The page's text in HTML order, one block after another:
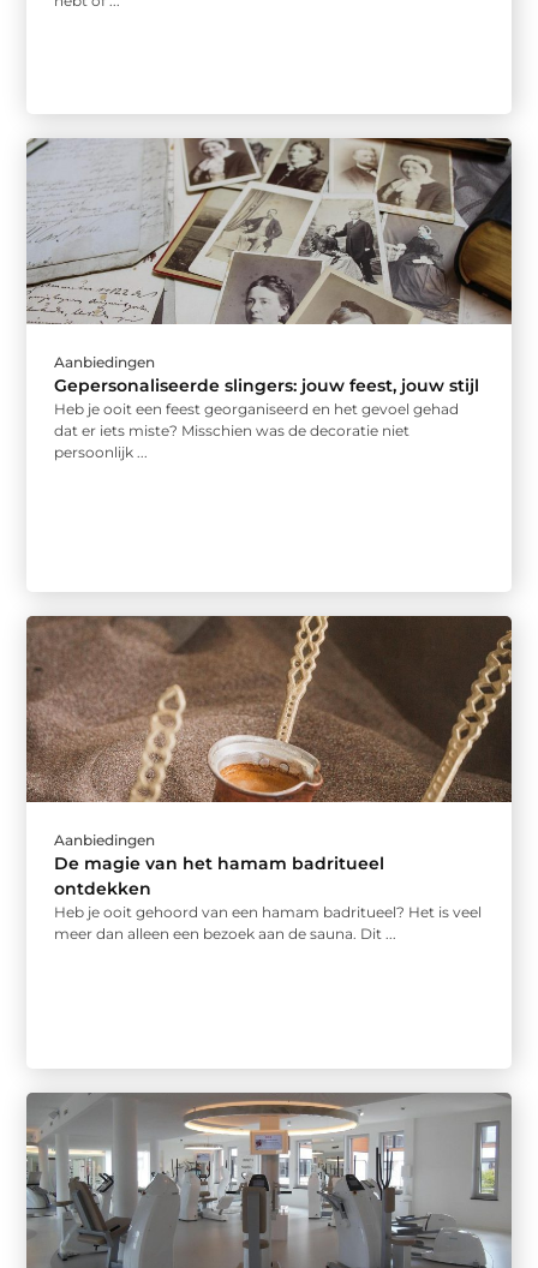
Aanbiedingen
Gepersonaliseerde slingers: jouw feest, jouw stijl
Heb je ooit een feest georganiseerd en het gevoel gehad
dat er iets miste? Misschien was de decoratie niet
persoonlijk ...
Aanbiedingen
De magie van het hamam badritueel
ontdekken
Heb je ooit gehoord van een hamam badritueel? Het is veel
meer dan alleen een bezoek aan de sauna. Dit ...